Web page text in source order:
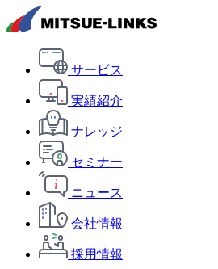
サービス
実績紹介
ナレッジ
セミナー
ニュース
会社情報
採用情報